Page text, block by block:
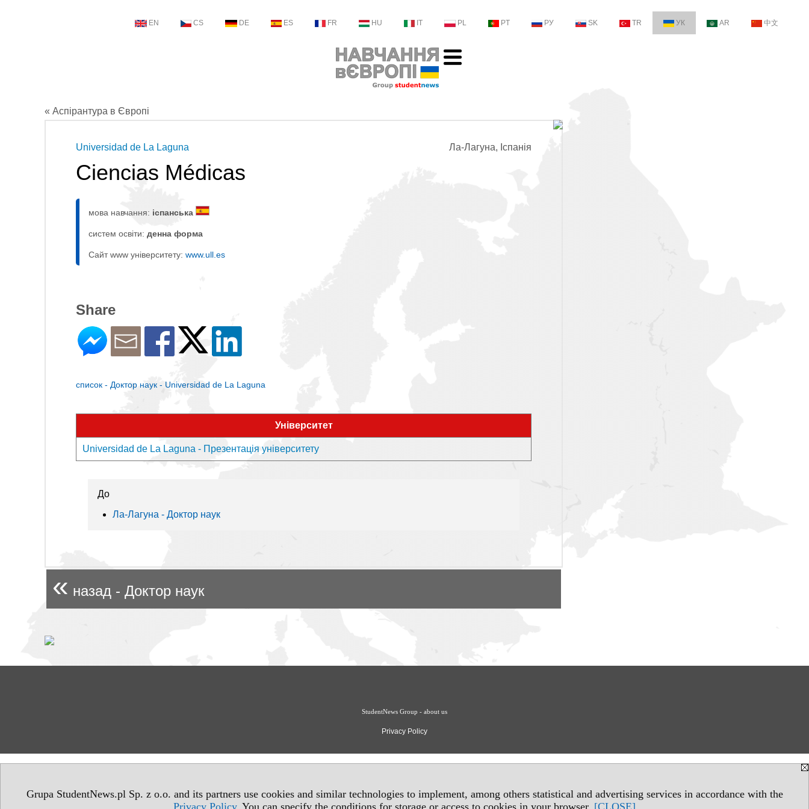
Grupa StudentNews.pl Sp. z o.o. and its partners use cookies and similar technologies to implement, among others statistical and advertising services in accordance with the
Privacy Policy. You can specify the conditions for storage or access to cookies in your browser. [CLOSE]
EN CS DE ES FR HU IT PL PT РУ SK TR УК AR 中文
« Аспірантура в Європі
Ла-Лагуна, Іспанія
Universidad de La Laguna
Ciencias Médicas
мова навчання: іспанська
систем освіти: денна форма
Сайт www університету: www.ull.es
Share
список - Доктор наук - Universidad de La Laguna
Університет
Universidad de La Laguna - Презентація університету
До
Ла-Лагуна - Доктор наук
« назад - Доктор наук
StudentNews Group - about us
Privacy Policy